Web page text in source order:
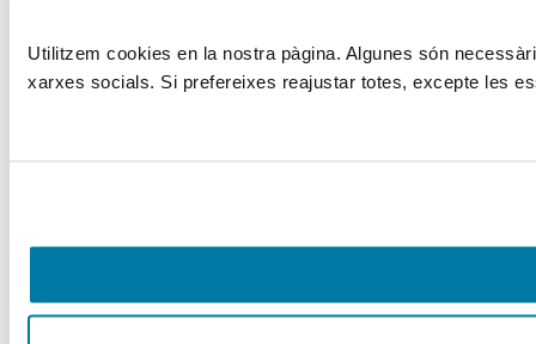
Utilitzem cookies en la nostra pàgina. Algunes són
xarxes socials. Si prefereixes reajustar totes, excepte les